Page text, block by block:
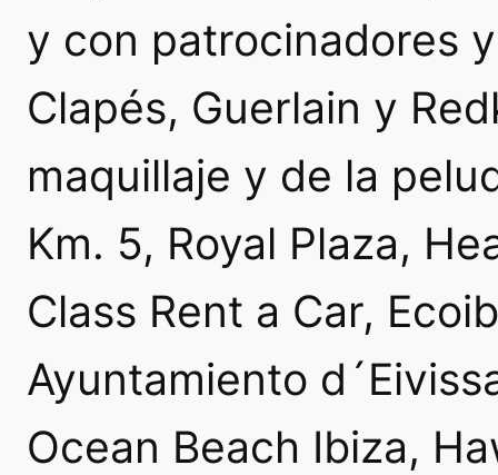
y con patrocinadores
Clapés, Guerlain y
maquillaje y de la
Km. 5, Royal Plaza,
Class Rent a Car,
Ayuntamiento
Ocean Beach Ibiza,